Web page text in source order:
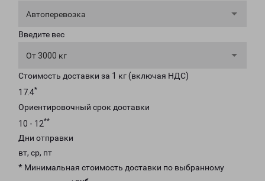
Автоперевозка
Введите вес
От 3000 кг
Стоимость доставки за 1 кг (включая НДС)
17.4*
Ориентировочный срок доставки
10 - 12**
Дни отправки
вт, ср, пт
* Минимальная стоимость доставки по выбранному